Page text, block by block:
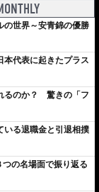
の世界～安青錦の優勝
本代表に起きたプラス
るのか？ 驚きの「フ
いる退職金と引退相撲
の名場面で振り返る